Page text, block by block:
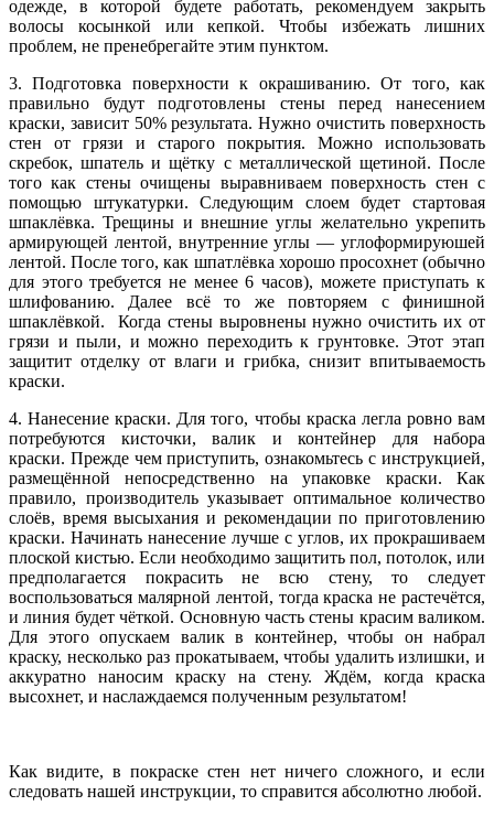
одежде, в которой будете работать, рекомендуем закрыть
волосы косынкой или кепкой. Чтобы избежать лишних
проблем, не пренебрегайте этим пунктом.
3. Подготовка поверхности к окрашиванию. От того, как
правильно будут подготовлены стены перед нанесением
краски, зависит 50% результата. Нужно очистить поверхность
стен от грязи и старого покрытия. Можно использовать
скребок, шпатель и щётку с металлической щетиной. После
того как стены очищены выравниваем поверхность стен с
помощью штукатурки. Следующим слоем будет стартовая
шпаклёвка. Трещины и внешние углы желательно укрепить
армирующей лентой, внутренние углы — углоформируюшей
лентой. После того, как шпатлёвка хорошо просохнет (обычно
для этого требуется не менее 6 часов), можете приступать к
шлифованию. Далее всё то же повторяем с финишной
шпаклёвкой. Когда стены выровнены нужно очистить их от
грязи и пыли, и можно переходить к грунтовке. Этот этап
защитит отделку от влаги и грибка, снизит впитываемость
краски.
4. Нанесение краски. Для того, чтобы краска легла ровно вам
потребуются кисточки, валик и контейнер для набора
краски. Прежде чем приступить, ознакомьтесь с инструкцией,
размещённой непосредственно на упаковке краски. Как
правило, производитель указывает оптимальное количество
слоёв, время высыхания и рекомендации по приготовлению
краски. Начинать нанесение лучше с углов, их прокрашиваем
плоской кистью. Если необходимо защитить пол, потолок, или
предполагается покрасить не всю стену, то следует
воспользоваться малярной лентой, тогда краска не растечётся,
и линия будет чёткой. Основную часть стены красим валиком.
Для этого опускаем валик в контейнер, чтобы он набрал
краску, несколько раз прокатываем, чтобы удалить излишки, и
аккуратно наносим краску на стену. Ждём, когда краска
высохнет, и наслаждаемся полученным результатом!
Как видите, в покраске стен нет ничего сложного, и если
следовать нашей инструкции, то справится абсолютно любой.